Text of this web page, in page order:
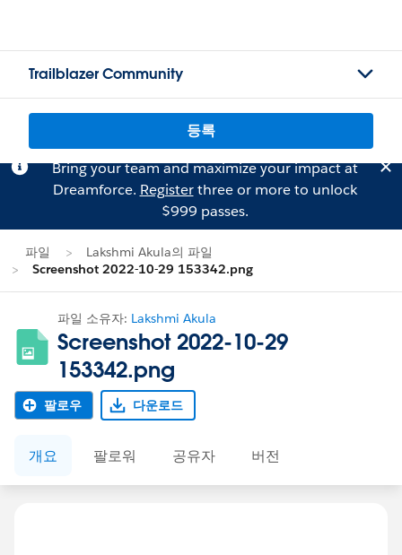
Trailblazer Community
등록
Bring your team and maximize your impact at
Dreamforce. Registerthree or more to unlock
$999 passes.
파일
Lakshmi Akula의 파일
Screenshot 2022-10-29 153342.png
파일 소유자: Lakshmi Akula
Screenshot 2022-10-29
153342.png
팔로우 다운로드
개요 팔로워 공유자 버전